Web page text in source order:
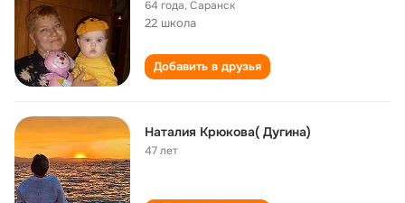
64 года,Саранск
22 школа
Добавить в друзья
Наталия Крюкова( Дугина)
47 лет